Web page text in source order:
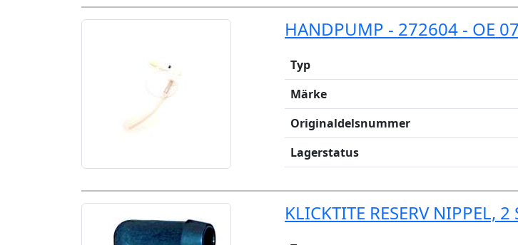
HANDPUMP - 272604 - OE
Typ
Märke
Originaldelsnummer
Lagerstatus
KLICKTITE RESERV NIPPEL,